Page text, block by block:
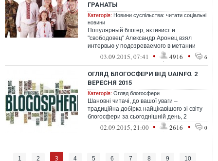
ГРАНАТЫ
Категорія: Новини суспільства: читати соціальні
новини
Популярный блогер, активист и
"свободовец" Александр Аронец взял
интервью у подозреваемого в метании
гранаты Игоря Гуменюка. Как следует из
03.09.2015, 07:41 • 4916 • 6
ОГЛЯД БЛОГОСФЕРИ ВІД UAINFO. 2
ВЕРЕСНЯ 2015
Категорія: Огляд блогосфери
Шановні читачі, до вашої уваги –
традиційна добірка найцікавішого зі світу
блогосфери за сьогоднішній день, 2
вересня02.09.2015, 21:00 • 2616 • 0
1 2 3 4 5 6 7 8 9 10